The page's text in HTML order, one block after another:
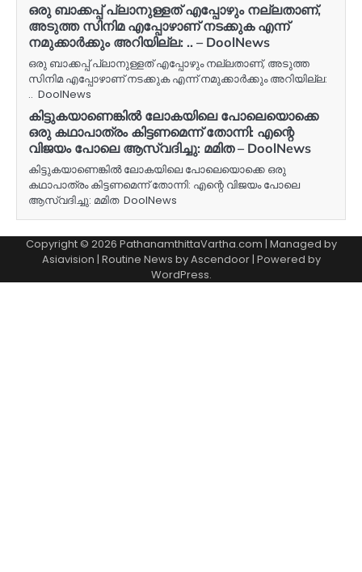
ഒരു ബാക്കപ്പ് പ്ലാനുള്ളത് എപ്പോഴും നല്ലതാണ്,
അടുത്ത സിനിമ എപ്പോഴാണ് നടക്കുക എന്ന്
നമുക്കാര്‍ക്കും അറിയില്ല: .. – DoolNews
ഒരു ബാക്കപ്പ് പ്ലാനുള്ളത് എപ്പോഴും നല്ലതാണ്, അടുത്ത
സിനിമ എപ്പോഴാണ് നടക്കുക എന്ന് നമുക്കാര്‍ക്കും അറിയില്ല:
.. DoolNews
കിട്ടുകയാണെങ്കില്‍ ലോകയിലെ പോലെയൊക്കെ
ഒരു കഥാപാത്രം കിട്ടണമെന്ന് തോന്നി: എന്റെ
വിജയം പോലെ ആസ്വദിച്ചു: മമിത – DoolNews
കിട്ടുകയാണെങ്കില്‍ ലോകയിലെ പോലെയൊക്കെ ഒരു
കഥാപാത്രം കിട്ടണമെന്ന് തോന്നി: എന്റെ വിജയം പോലെ
ആസ്വദിച്ചു: മമിത DoolNews
Copyright © 2026 PathanamthittaVartha.com | Managed by
Asiavision | Routine News byAscendoor| Powered by
WordPress.